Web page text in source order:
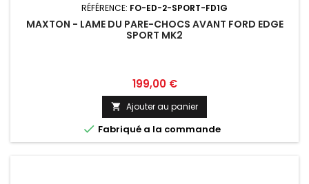
RÉFÉRENCE: FO-ED-2-SPORT-FD1G
MAXTON - LAME DU PARE-CHOCS AVANT FORD EDGE
SPORT MK2
Prix
199,00 €
 Ajouter au panier
 Fabriqué a la commande